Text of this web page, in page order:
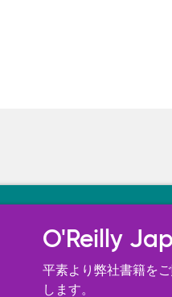
オライリー・ジャパ
況の分析、ユーザー
す。 詳細については
O'Reilly
平素より弊社書籍を
します。